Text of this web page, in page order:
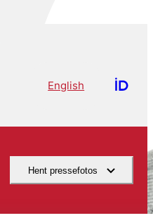
English
Hent pressefotos